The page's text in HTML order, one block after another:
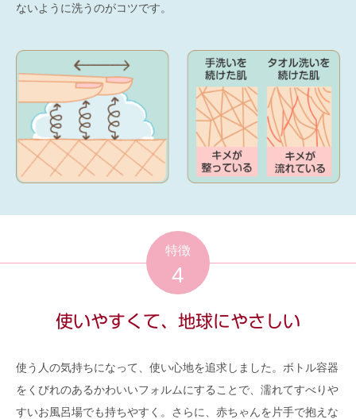
ないように洗うのがコツです。
特徴
4
使いやすくて、地球にやさしい
使う人の気持ちになって、使い心地を追求しました。ボトル容器
をくびれのあるかわいいフォルムにすることで、濡れてすべりや
すいお風呂場でも持ちやすく。さらに、赤ちゃんを片手で抱えな